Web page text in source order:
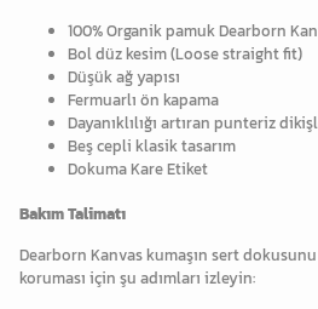
100% Organik pamuk Dearborn
Bol düz kesim (Loose straight fit)
Düşük ağ yapısı
Fermuarlı ön kapama
Dayanıklılığı artıran punteriz
Beş cepli klasik tasarım
Dokuma Kare Etiket
Bakım Talimatı
Dearborn Kanvas kumaşın sert
koruması için şu adımları izleyin: